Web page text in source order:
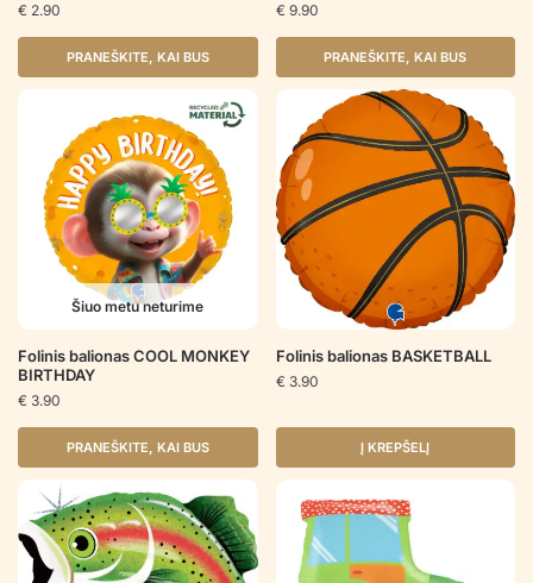
€ 2.90
PRANEŠKITE, KAI BUS
€ 9.90
PRANEŠKITE, KAI BUS
Šiuo metu neturime
Folinis balionas COOL MONKEY
BIRTHDAY
€ 3.90
PRANEŠKITE, KAI BUS
Folinis balionas BASKETBALL
€ 3.90
Į KREPŠELĮ